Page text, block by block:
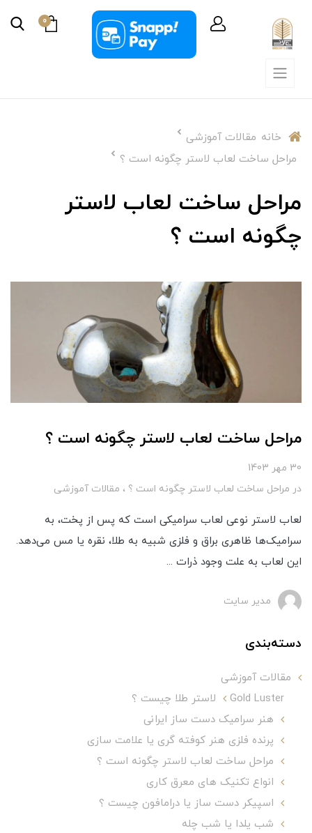
0
خانه مقالات آموزشی
مراحل ساخت لعاب لاستر چگونه است ؟
مراحل ساخت لعاب لاستر
چگونه است ؟
مراحل ساخت لعاب لاستر چگونه است ؟
30 مهر 1403
در مراحل ساخت لعاب لاستر چگونه است ؟ مقالات آموزشی
لعاب لاستر نوعی لعاب سرامیکی است که پس از پخت، به
سرامیک‌ها ظاهری براق و فلزی شبیه به طلا، نقره یا مس می‌دهد.
این لعاب به علت وجود ذرات ...
مدیر سایت
دسته‌بندی
مقالات آموزشی
Gold Luster لاستر طلا چیست ؟
هنر سرامیک دست ساز ایرانی
پرنده فلزی هنر کوفته گری یا علامت سازی
مراحل ساخت لعاب لاستر چگونه است ؟
انواع تکنیک های معرق کاری
اسپیکر دست ساز یا درامافون چیست ؟
شب یلدا یا شب چله